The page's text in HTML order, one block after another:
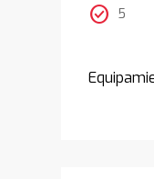
check_circle 5